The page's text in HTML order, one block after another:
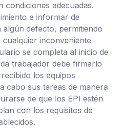
condiciones adecuadas.
e informar de
defecto, permitiendo
inconveniente
se completa al inicio de
trabajador debe firmarlo
los equipos
cabo sus tareas de manera
de que los EPI estén
con los requisitos de